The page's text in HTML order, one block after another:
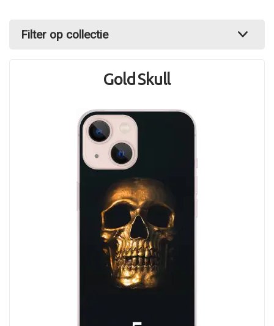
Filter op collectie
Gold Skull